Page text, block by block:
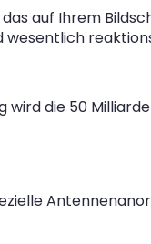
auf Ihrem
wesentlich
wird die 50